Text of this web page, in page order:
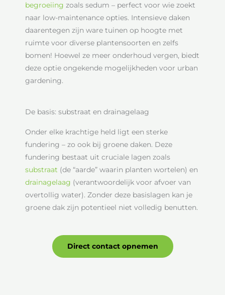
begroeiing zoals sedum – perfect voor wie zoekt
naar low-maintenance opties. Intensieve daken
daarentegen zijn ware tuinen op hoogte met
ruimte voor diverse plantensoorten en zelfs
bomen! Hoewel ze meer onderhoud vergen, biedt
deze optie ongekende mogelijkheden voor urban
gardening.
De basis: substraat en drainagelaag
Onder elke krachtige held ligt een sterke
fundering – zo ook bij groene daken. Deze
fundering bestaat uit cruciale lagen zoals
substraat (de “aarde” waarin planten wortelen) en
drainagelaag (verantwoordelijk voor afvoer van
overtollig water). Zonder deze basislagen kan je
groene dak zijn potentieel niet volledig benutten.
Direct contact opnemen